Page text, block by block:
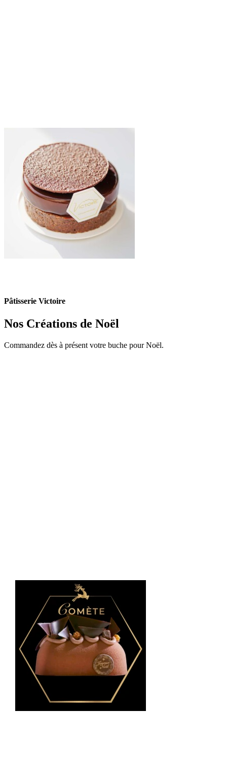
Pâtisserie Victoire
Nos Créations de Noël
Commandez dès à présent votre buche pour Noël.